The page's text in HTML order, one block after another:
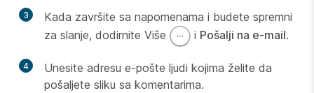
3
Kada završite sa napomenama i budete spremni
za slanje, dodirnite Više
i Pošalji na e-mail.
4
Unesite adresu e-pošte ljudi kojima želite da
pošaljete sliku sa komentarima.